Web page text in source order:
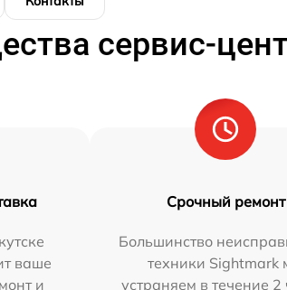
сервис-
ваше
и
Срочный ремонт
Большинство
техники Sightmark
устраняем в течение 2